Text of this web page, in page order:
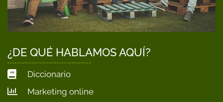
¿DE QUÉ HABLAMOS AQUÍ?
Diccionario
Marketing online